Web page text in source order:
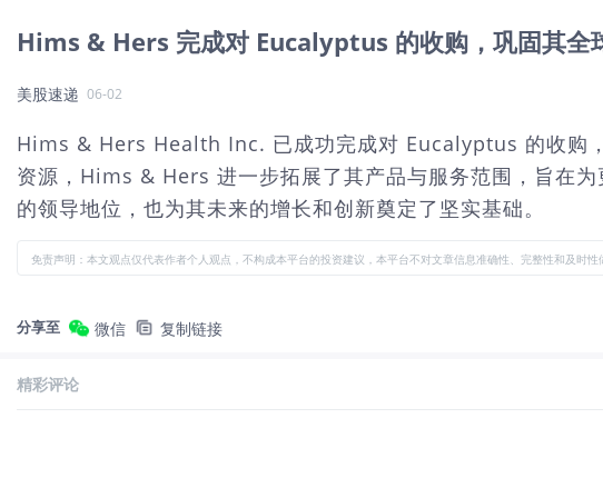
Hims & Hers 完成对 Eucalyptus 的收购，巩固其全
美股速递 06-02
Hims & Hers Health Inc. 已成功完成对 Eucalyptus 的收购
资源，Hims & Hers 进一步拓展了其产品与服务范围，旨在
的领导地位，也为其未来的增长和创新奠定了坚实基础。
免责声明：本文观点仅代表作者个人观点，不构成本平台的投资建议，本平台不对文章信息准确性、完整性和及时
分享至 微信 复制链接
精彩评论